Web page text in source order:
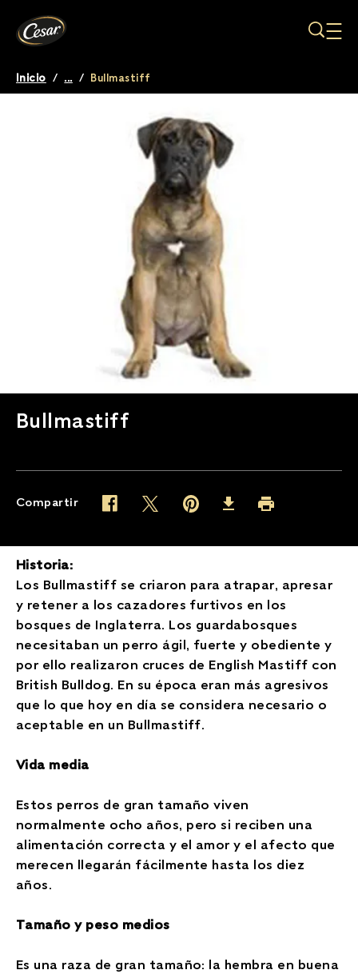
Breadcrumb
Inicio / ... / Bullmastiff
Bullmastiff
Compartir Facebook (opens in new window)
Twitter (opens in new window)
Pinterest (opens in new window)
Download (opens in new
Imprimir (opens in
Historia:
Los Bullmastiff se criaron para atrapar, apresar
y retener a los cazadores furtivos en los
bosques de Inglaterra. Los guardabosques
necesitaban un perro ágil, fuerte y obediente y
por ello realizaron cruces de English Mastiff con
British Bulldog. En su época eran más agresivos
que lo que hoy en día se considera necesario o
aceptable en un Bullmastiff.
Vida media
Estos perros de gran tamaño viven
normalmente ocho años, pero si reciben una
alimentación correcta y el amor y el afecto que
merecen llegarán fácilmente hasta los diez
años.
Tamaño y peso medios
Es una raza de gran tamaño: la hembra en buena